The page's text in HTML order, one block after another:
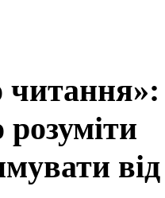
читання»:
від